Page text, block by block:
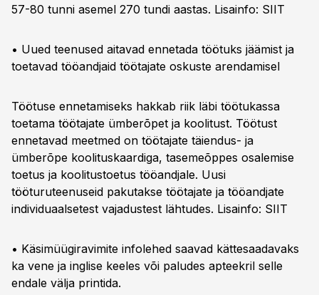
57-80 tunni asemel 270 tundi aastas. Lisainfo: SIIT
• Uued teenused aitavad ennetada töötuks jäämist ja
toetavad tööandjaid töötajate oskuste arendamisel
Töötuse ennetamiseks hakkab riik läbi töötukassa
toetama töötajate ümberõpet ja koolitust. Töötust
ennetavad meetmed on töötajate täiendus- ja
ümberõpe koolituskaardiga, tasemeõppes osalemise
toetus ja koolitustoetus tööandjale. Uusi
tööturuteenuseid pakutakse töötajate ja tööandjate
individuaalsetest vajadustest lähtudes. Lisainfo: SIIT
• Käsimüügiravimite infolehed saavad kättesaadavaks
ka vene ja inglise keeles või paludes apteekril selle
endale välja printida.